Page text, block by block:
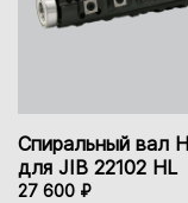
Спиральный вал
для JIB 22102 HL
27 600 ₽